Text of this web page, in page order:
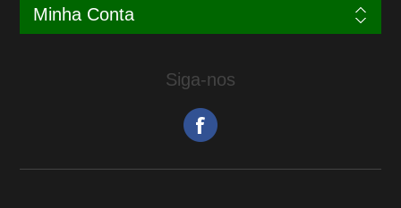
Minha Conta
Siga-nos